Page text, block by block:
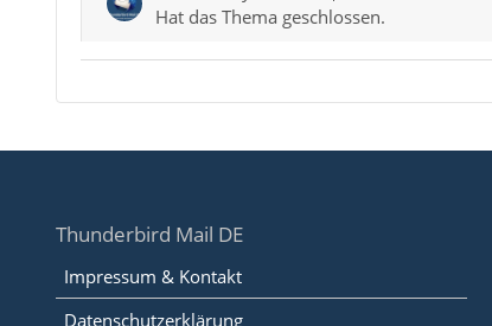
Hat das Thema geschlossen.
Thunderbird Mail DE
Impressum & Kontakt
Datenschutzerklärung